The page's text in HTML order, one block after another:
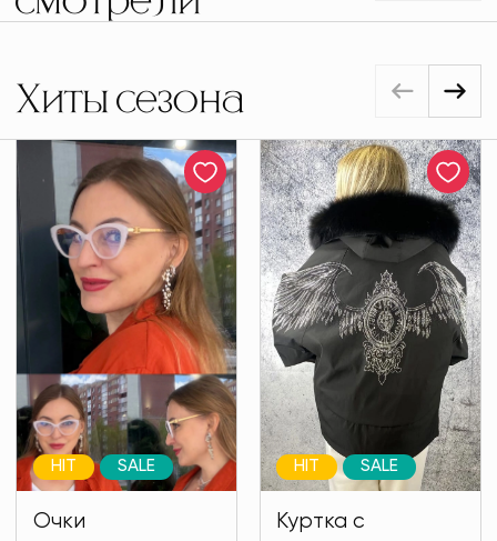
Хиты сезона
Очки
HIT SALE
Куртка с
HIT SALE